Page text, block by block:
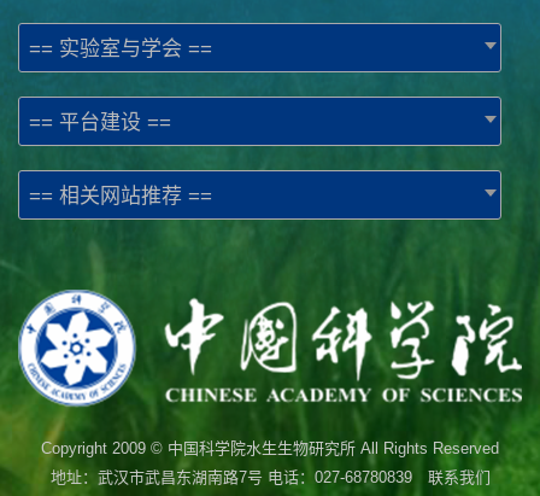
== 实验室与学会 ==
== 平台建设 ==
== 相关网站推荐 ==
Copyright 2009 © 中国科学院水生生物研究所 All Rights Reserved
地址：武汉市武昌东湖南路7号 电话：027-68780839 联系我们